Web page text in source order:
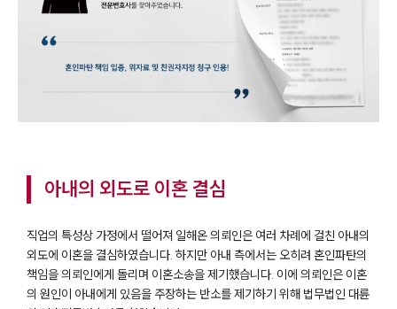
아내의 외도로 이혼 결심
직업의 특성상 가정에서 떨어져 일해온 의뢰인은 여러 차례에 걸친 아내의
외도에 이혼을 결심하였습니다. 하지만 아내 측에서는 오히려 혼인파탄의
책임을 의뢰인에게 돌리며 이혼소송을 제기했습니다. 이에 의뢰인은 이혼
의 원인이 아내에게 있음을 주장하는 반소를 제기하기 위해 법무법인 대륜